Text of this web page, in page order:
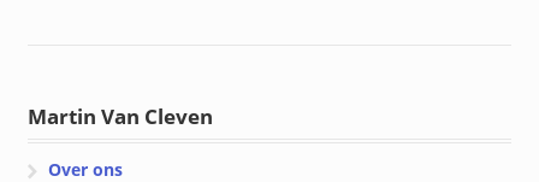
Martin Van Cleven
Over ons